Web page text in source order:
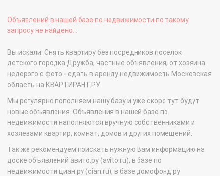
Объявлений в нашей базе по недвижимости по такому
запросу не найдено...
Вы искали: Снять квартиру без посредников поселок
детского городка Дружба, частные объявления, от хозяина
недорого с фото - сдать в аренду недвижимость Московская
область на КВАРТИРАНТ.РУ
Мы регулярно пополняем нашу базу и уже скоро тут будут
новые объявления. Объявления в нашей базе по
недвижимости наполняются вручную собственниками и
хозяевами квартир, комнат, домов и других помещений.
Так же рекомендуем поискать нужную Вам информацию на
доске объявлений авито.ру (avito.ru), в базе по
недвижимости циан.ру (cian.ru), в базе домофонд.ру